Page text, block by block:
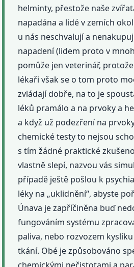
helminty, přestože naše
napadána a lidé v zemích
u nás neschvalují a
napadení (lidem proto v
pomůže jen veterinář,
lékaři však se o tom proto
zvládají dobře, na to je
léků pramálo a na prvoky a
a když už podezření na
chemické testy to nejsou
s tím žádné praktické
vlastně slepí, nazvou vás
případě ještě pošlou k
léky na „uklidnění“, abyste
Únava je zapříčiněna buď
fungováním systému
paliva, nebo rozvozem
tkání. Obé je způsobováno